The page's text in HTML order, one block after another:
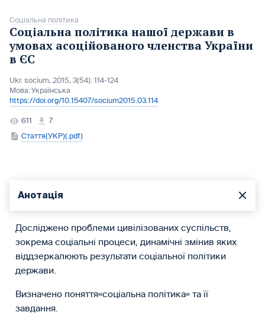
Соціальна політика
Соціальна політика нашої держави в
умовах асоційованого членства України
в ЄС
Ukr. socìum, 2015, 3(54): 114-124
Мова:Українська
https://doi.org/10.15407/socium2015.03.114
611
7
Стаття(УКР)(.pdf)
Анотація
Досліджено проблеми цивілізованих суспільств,
зокрема соціальні процеси, динамічні змінив яких
віддзеркалюють результати соціальної політики
держави.
Визначено поняття«соціальна політика» та її
завдання.